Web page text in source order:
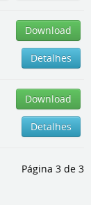
Download
Detalhes
Download
Detalhes
Página 3 de 3